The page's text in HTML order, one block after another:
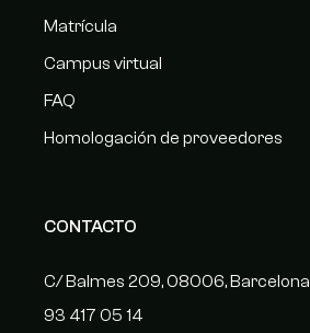
Matrícula
Campus virtual
FAQ
Homologación de proveedores
CONTACTO
C/ Balmes 209, 08006, Barcelona
93 417 05 14